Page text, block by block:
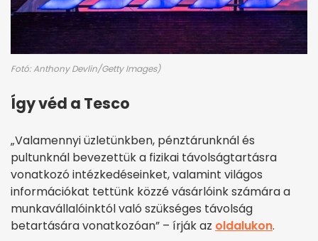
Fotó: Anthony Devlin/Getty Images)
Így véd a Tesco
„Valamennyi üzletünkben, pénztárunknál és
pultunknál bevezettük a fizikai távolságtartásra
vonatkozó intézkedéseinket, valamint világos
információkat tettünk közzé vásárlóink számára a
munkavállalóinktól való szükséges távolság
betartására vonatkozóan” – írják az oldalukon.